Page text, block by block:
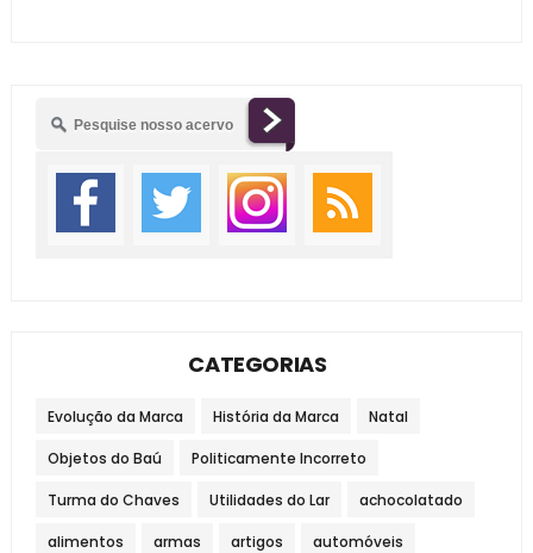
CATEGORIAS
Evolução da Marca História da Marca Natal
Objetos do Baú Politicamente Incorreto
Turma do Chaves Utilidades do Lar achocolatado
alimentos armas artigos automóveis